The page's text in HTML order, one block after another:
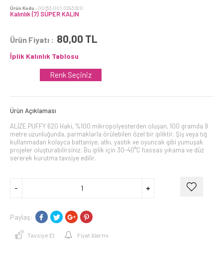
Ürün Kodu : 00153.001.0293.620
Kalınlık (7) SÜPER KALIN
Ürün Fiyatı : 80,00 TL
İplik Kalınlık Tablosu
Renk Seçiniz
Ürün Açıklaması
ALİZE PUFFY 620 Haki, %100 mikropolyesterden oluşan, 100 gramda 9
metre uzunluğunda, parmaklarla örülebilen özel bir ipliktir. Şiş veya tığ
kullanmadan kolayca battaniye, atkı, yastık ve oyuncak gibi yumuşak
projeler oluşturabilirsiniz. Bu iplik için 30-40°C hassas yıkama ve düz
sererek kurutma tavsiye edilir.
Paylaş:
Tavsiye Et Fiyat Alarmı